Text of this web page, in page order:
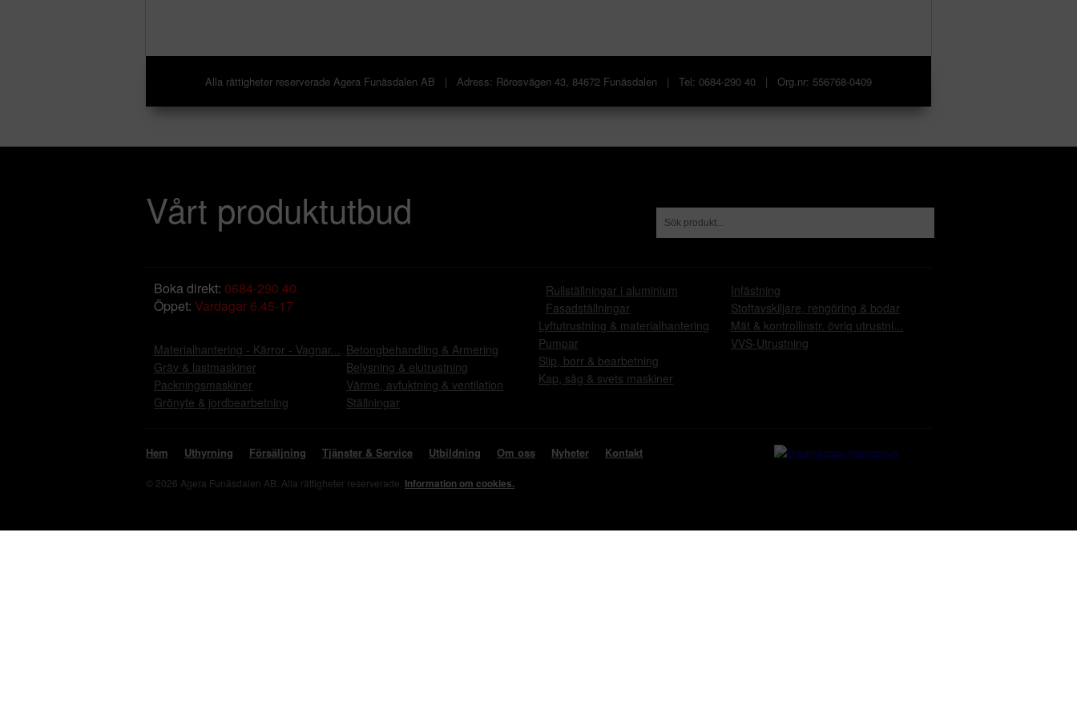
Alla rättigheter reserverade Agera Funäsdalen AB | Adress: Rörosvägen 43, 84672 Funäsdalen | Tel: 0684-290 40 | Org.nr: 556768-0409
Vårt produktutbud
Boka direkt: 0684-290 40
Öppet: Vardagar 6.45-17
Materialhantering - Kärror - Vagnar...
Gräv & lastmaskiner
Packningsmaskiner
Grönyte & jordbearbetning
Betongbehandling & Armering
Belysning & elutrustning
Värme, avfuktning & ventilation
Ställningar
Rullställningar i aluminium
Fasadställningar
Lyftutrustning & materialhantering
Pumpar
Slip, borr & bearbetning
Kap, såg & svets maskiner
Infästning
Stoftavskiljare, rengöring & bodar
Mät & kontrollinstr. övrig utrustni...
VVS-Utrustning
Hem Uthyrning Försäljning Tjänster & Service Utbildning Om oss Nyheter Kontakt
© 2026 Agera Funäsdalen AB. Alla rättigheter reserverade. Information om cookies.